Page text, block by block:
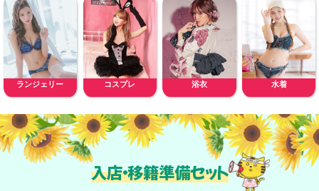
ランジェリー コスプレ 浴衣 水着
入店・移籍準備セット